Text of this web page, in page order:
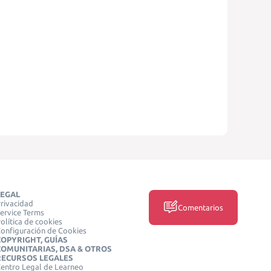
Terms
de cookies
de Cookies
GUÍAS
DSA & OTROS
LEGALES
Legal de Learneo
Comentarios